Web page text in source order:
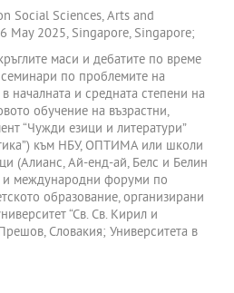
Social Sciences, Arts and
May 2025, Singapore, Singapore;
маси и дебатите по време
по проблемите на
началната и средната степени на
обучение на възрастни,
“Чужди езици и литератури”
към НБУ, ОПТИМА или школи
(Алианс, Ай-енд-ай, Белс и Белин
и международни форуми по
образование, организирани
“Св. Св. Кирил и
Словакия; Университета в